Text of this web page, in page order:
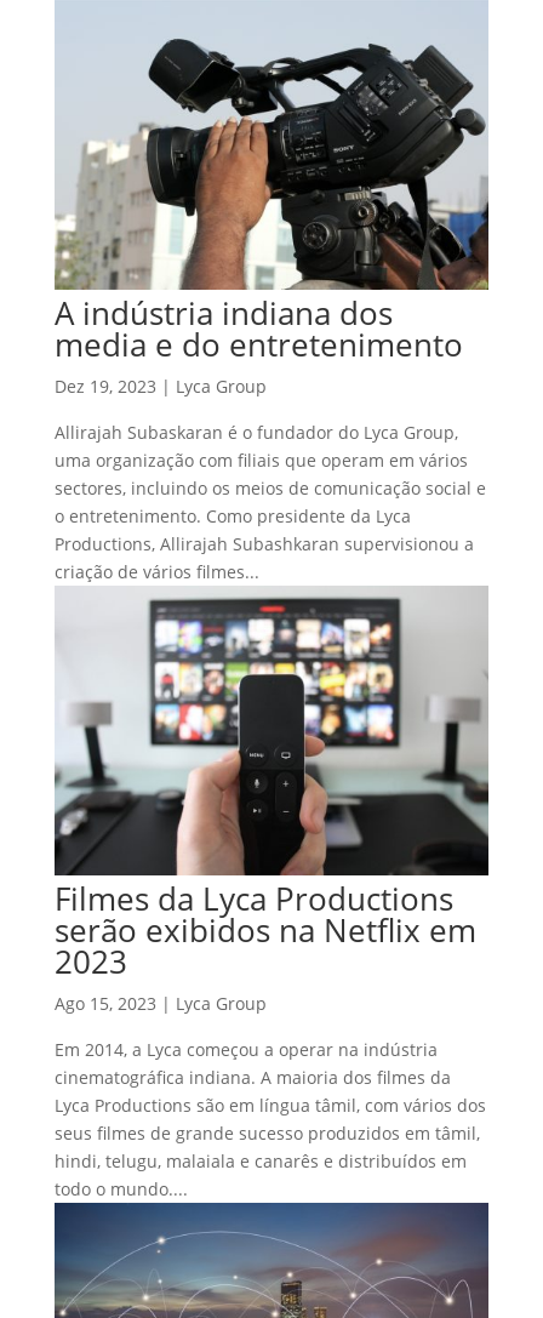
A indústria indiana dos
media e do entretenimento
Dez 19, 2023 | Lyca Group
Allirajah Subaskaran é o fundador do Lyca Group,
uma organização com filiais que operam em vários
sectores, incluindo os meios de comunicação social e
o entretenimento. Como presidente da Lyca
Productions, Allirajah Subashkaran supervisionou a
criação de vários filmes...
Filmes da Lyca Productions
serão exibidos na Netflix em
2023
Ago 15, 2023 | Lyca Group
Em 2014, a Lyca começou a operar na indústria
cinematográfica indiana. A maioria dos filmes da
Lyca Productions são em língua tâmil, com vários dos
seus filmes de grande sucesso produzidos em tâmil,
hindi, telugu, malaiala e canarês e distribuídos em
todo o mundo....